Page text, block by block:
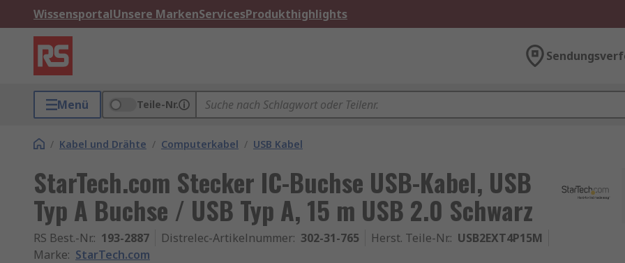
WissensportalUnsere MarkenServicesProdukthighlights
Menü Teile-Nr.
/ Kabel und Drähte / Computerkabel / USB Kabel
StarTech.com Stecker IC-Buchse USB-Kabel, USB
Typ A Buchse / USB Typ A, 15 m USB 2.0 Schwarz
RS Best.-Nr.: 193-2887 Distrelec-Artikelnummer: 302-31-765 Herst. Teile-Nr.: USB2EXT4P15M
Marke: StarTech.com